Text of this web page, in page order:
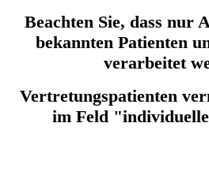
Beachten Sie, dass nur
bekannten Patienten
verarbeitet
Vertretungspatienten
im Feld